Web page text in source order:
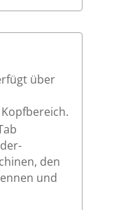
über
den
und